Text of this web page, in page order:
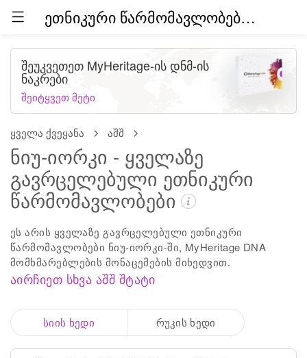
ეთნიკური წარმომავლობები მთელ მსოფლიოში (ბეტა)
ყველა ქვეყანა აშშ
ნიუ-იორკი - ყველაზე
გავრცელებული ეთნიკური
წარმომავლობები
ეს არის ყველაზე გავრცელებული ეთნიკური
წარმომავლობები ნიუ-იორკი-ში, MyHeritage DNA
მომხმარებლების მონაცემების მიხედვით.
აირჩიეთ სხვა აშშ შტატი
შეუკვეთეთ MyHeritage-ის დნმ-ის
ნაკრები
შეიტყვეთ მეტი
სიის ხედი რუკის ხედი